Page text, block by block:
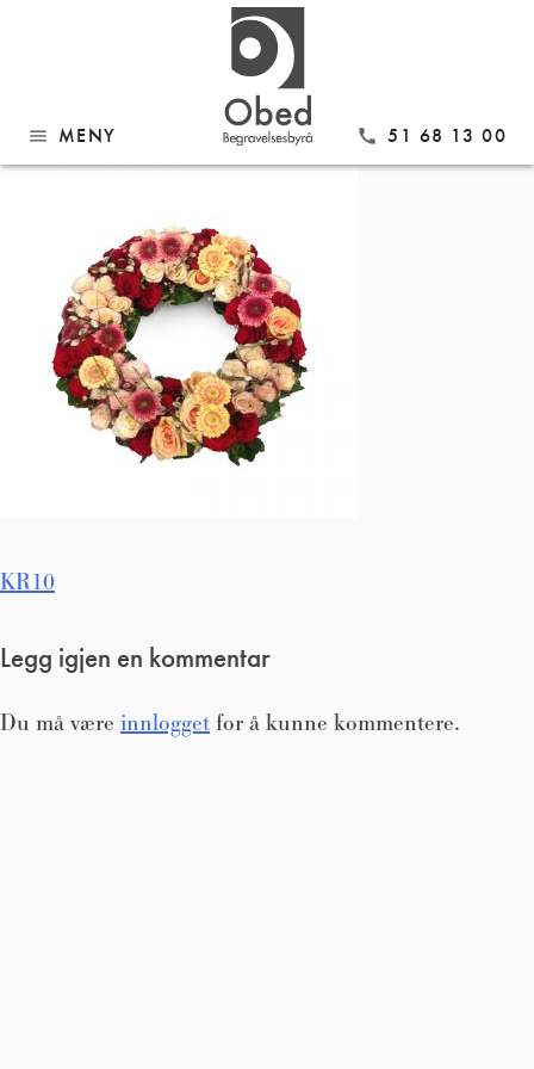
menu MENY call 51 68 13 00
Innleggsnavigasjon
KR10
Legg igjen en kommentar
Du må være innlogget for å kunne kommentere.